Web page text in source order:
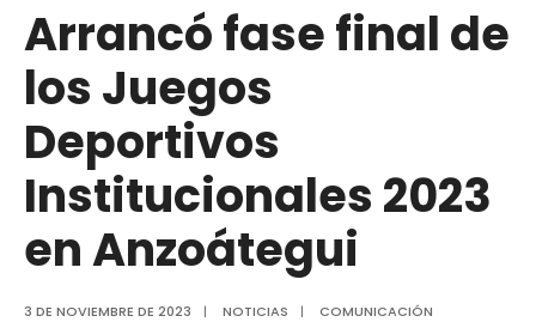
Arrancó fase final de
los Juegos
Deportivos
Institucionales 2023
en Anzoátegui
3 DE NOVIEMBRE DE 2023 | NOTICIAS | COMUNICACIÓN